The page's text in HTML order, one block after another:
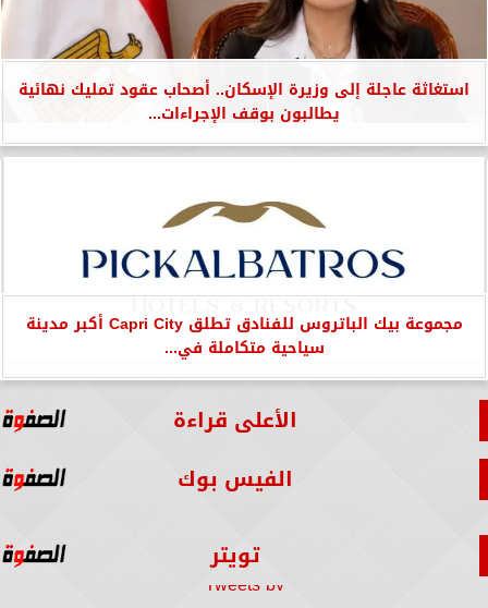
استغاثة عاجلة إلى وزيرة الإسكان.. أصحاب عقود تمليك نهائية
يطالبون بوقف الإجراءات...
مجموعة بيك الباتروس للفنادق تطلق Capri City أكبر مدينة
سياحية متكاملة في...
الأعلى قراءة
الفيس بوك
تويتر
Tweets by